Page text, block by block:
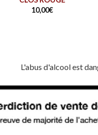
10,00€
L'abus d'alcool est